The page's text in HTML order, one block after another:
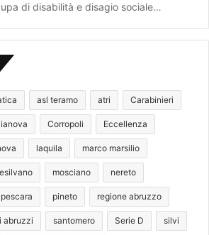
di disabilità e disagio sociale…
asl teramo atri Carabinieri
Corropoli Eccellenza
laquila marco marsilio
mosciano nereto
pescara pineto regione abruzzo
abruzzi santomero Serie D silvi